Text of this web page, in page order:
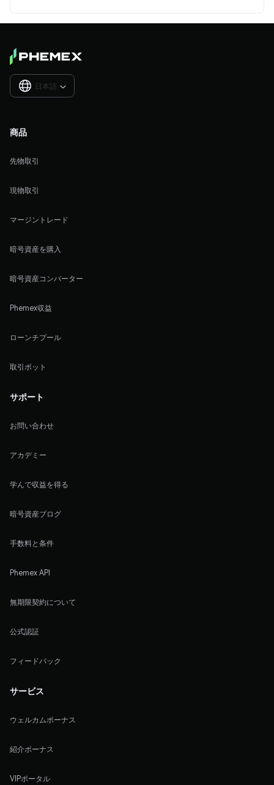
日本語 
商品
先物取引
現物取引
マージントレード
暗号資産を購入
暗号資産コンバーター
Phemex収益
ローンチプール
取引ボット
サポート
お問い合わせ
アカデミー
学んで収益を得る
暗号資産ブログ
手数料と条件
Phemex API
無期限契約について
公式認証
フィードバック
サービス
ウェルカムボーナス
紹介ボーナス
VIPポータル